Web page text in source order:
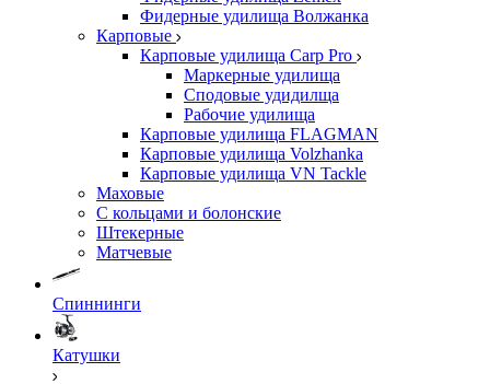
Фидерные удилища Волжанка
Карповые
Карповые удилища Carp Pro
Маркерные удилища
Сподовые удидилща
Рабочие удилища
Карповые удилища FLAGMAN
Карповые удилища Volzhanka
Карповые удилища VN Tackle
Маховые
С кольцами и болонские
Штекерные
Матчевые
Спиннинги
Катушки